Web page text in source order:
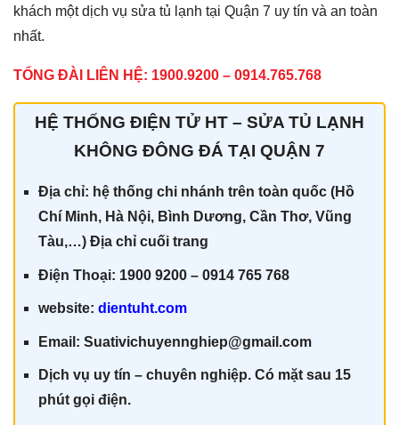
khách một dịch vụ sửa tủ lạnh tại Quận 7 uy tín và an toàn
nhất.
TỔNG ĐÀI LIÊN HỆ: 1900.9200 – 0914.765.768
HỆ THỐNG ĐIỆN TỬ HT – SỬA TỦ LẠNH
KHÔNG ĐÔNG ĐÁ TẠI QUẬN 7
Địa chỉ: hệ thống chi nhánh trên toàn quốc (Hồ
Chí Minh, Hà Nội, Bình Dương, Cần Thơ, Vũng
Tàu,…) Địa chỉ cuối trang
Điện Thoại: 1900 9200 – 0914 765 768
website: dientuht.com
Email: Suativichuyennghiep@gmail.com
Dịch vụ uy tín – chuyên nghiệp. Có mặt sau 15
phút gọi điện.